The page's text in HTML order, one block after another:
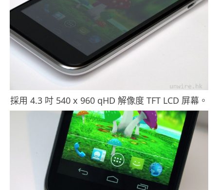
採用 4.3 吋 540 x 960 qHD 解像度 TFT LCD 屏幕。